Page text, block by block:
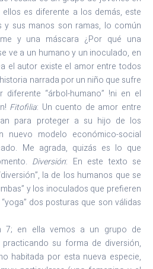
es diferente a los demás, este
sus manos son ramas, lo común
y una máscara ¿Por qué una
ve a un humano y un inoculado, en
el autor existe el amor entre todos
narrada por un niño que sufre
“árbol-humano” !ni en el
Fitofilia: Un cuento de amor entre
para proteger a su hijo de los
nuevo modelo económico-social
Me agrada, quizás es lo que
Diversión: En este texto se
la de los humanos que se
y los inoculados que prefieren
dos posturas que son válidas
7; en ella vemos a un grupo de
su forma de diversión,
habitada por esta nueva especie,